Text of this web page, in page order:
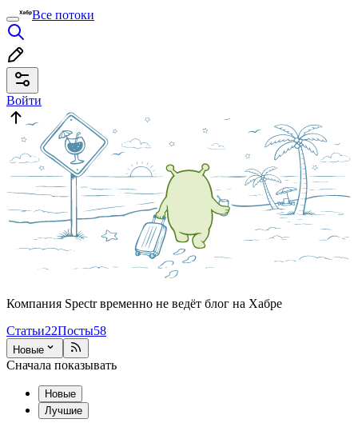
Все потоки
Войти
Компания Spectr временно не ведёт блог на Хабре
Статьи22Посты58
Новые
Сначала показывать
Новые
Лучшие